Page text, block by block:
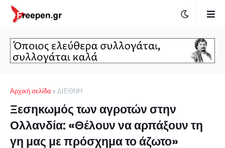
Αρχική σελίδα ΔΙΕΘΝΗ
Ξεσηκωμός των αγροτών στην
Ολλανδία: «Θέλουν να αρπάξουν τη
γη μας με πρόσχημα το άζωτο»